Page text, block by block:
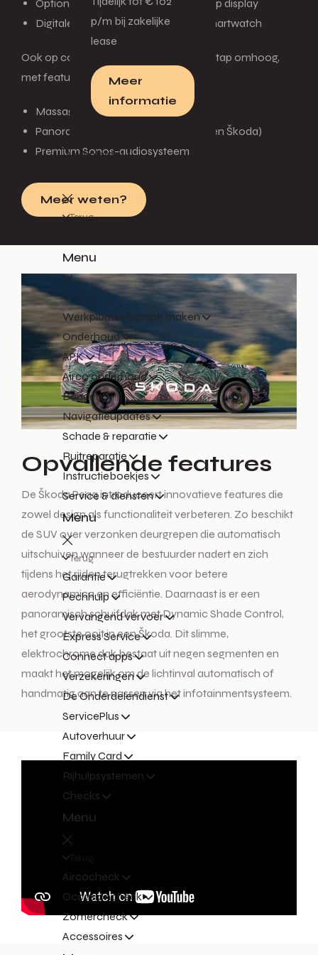
p/m bij zakelijke
lease
Meer
informatie
Werkplaats
Terug
Menu
Werkplaatsafspraak maken
Onderhoud
APK
Airco onderhoud
Banden
Navigatieupdates
Schade & reparatie
Ruitreparatie
Instructieboekjes
Service & diensten
Menu
Terug
Garantie
Pechhulp
Vervangend vervoer
Express Service
Connect apps
Verzekeringen
De Onderdelendienst
ServicePlus
Autoverhuur
Family Card
Rijhulpsystemen
Checks
Menu
Aircocheck
Occasioncheck
Zomercheck
Accessoires
Optionele augmented reality head-up display
Digitale sleutel via smartphone of smartwatch
Ook op comfortniveau zet Škoda een stap omhoog,
met features zoals:
Massage- en comfortstoelen
Panoramisch dak (grootste ooit in een Škoda)
Premium Sonos-audiosysteem
Meer weten?
Opvallende features
De Škoda Peaq introduceert innovatieve features die
zowel design als functionaliteit verbeteren. Zo beschikt
de SUV over verzonken deurgrepen die automatisch
uitschuiven wanneer de bestuurder nadert en zich
tijdens het rijden terugtrekken voor betere
aerodynamica en efficiëntie. Daarnaast is er een
panoramisch schuifdak met Dynamic Shade Control,
het grootste ooit in een Škoda. Dit slimme,
elektrochrome dak bestaat uit negen segmenten en
maakt het mogelijk om de lichtinval automatisch of
handmatig aan te passen via het infotainmentsysteem.